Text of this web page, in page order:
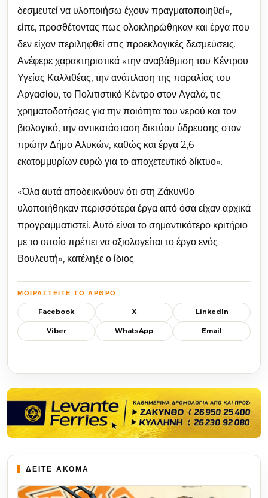
δεσμευτεί να υλοποιήσω έχουν πραγματοποιηθεί»,
είπε, προσθέτοντας πως ολοκληρώθηκαν και έργα που
δεν είχαν περιληφθεί στις προεκλογικές δεσμεύσεις.
Ανέφερε χαρακτηριστικά «την αναβάθμιση του Κέντρου
Υγείας Καλλιθέας, την ανάπλαση της παραλίας του
Αργασίου, το Πολιτιστικό Κέντρο στον Αγαλά, τις
χρηματοδοτήσεις για την ποιότητα του νερού και τον
βιολογικό, την αντικατάσταση δικτύου ύδρευσης στον
πρώην Δήμο Αλυκών, καθώς και έργα 2,6
εκατομμυρίων ευρώ για το αποχετευτικό δίκτυο».
«Όλα αυτά αποδεικνύουν ότι στη Ζάκυνθο
υλοποιήθηκαν περισσότερα έργα από όσα είχαν αρχικά
προγραμματιστεί. Αυτό είναι το σημαντικότερο κριτήριο
με το οποίο πρέπει να αξιολογείται το έργο ενός
Βουλευτή», κατέληξε ο ίδιος.
ΜΟΙΡΑΣΤΕΊΤΕ ΤΟ ΆΡΘΡΟ
Facebook X LinkedIn
Viber WhatsApp Email
ΔΕΙΤΕ ΑΚΟΜΑ